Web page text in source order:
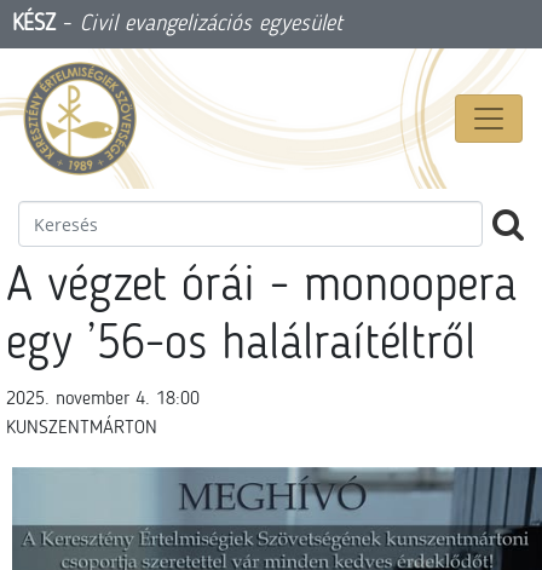
KÉSZ- Civil evangelizációs egyesület
A végzet órái - monoopera
egy ’56-os halálraítéltről
2025. november 4. 18:00
KUNSZENTMÁRTON